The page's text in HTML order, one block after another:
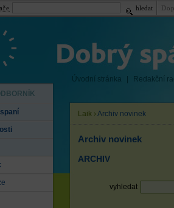
Úvodní stránka
Redakční
Laik › Archiv novinek
Archiv novinek
ARCHIV
vyhledat
hledat